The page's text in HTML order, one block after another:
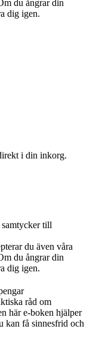
du ångrar din
dig igen.
i din inkorg.
till
du även våra
du ångrar din
dig igen.
råd om
här e-boken hjälper
kan få sinnesfrid och